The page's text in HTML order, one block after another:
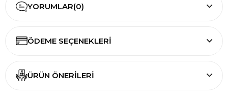
YORUMLAR(0)
ÖDEME SEÇENEKLERI
ÜRÜN ÖNERILERI